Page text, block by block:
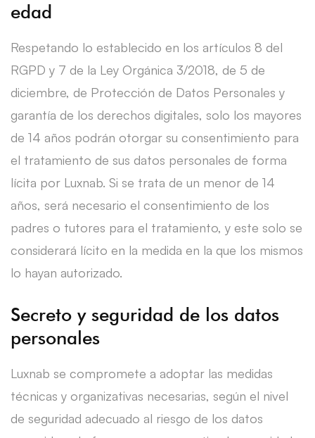
edad
Respetando lo establecido en los artículos 8 del
RGPD y 7 de la Ley Orgánica 3/2018, de 5 de
diciembre, de Protección de Datos Personales y
garantía de los derechos digitales, solo los mayores
de 14 años podrán otorgar su consentimiento para
el tratamiento de sus datos personales de forma
lícita por Luxnab. Si se trata de un menor de 14
años, será necesario el consentimiento de los
padres o tutores para el tratamiento, y este solo se
considerará lícito en la medida en la que los mismos
lo hayan autorizado.
Secreto y seguridad de los datos
personales
Luxnab se compromete a adoptar las medidas
técnicas y organizativas necesarias, según el nivel
de seguridad adecuado al riesgo de los datos